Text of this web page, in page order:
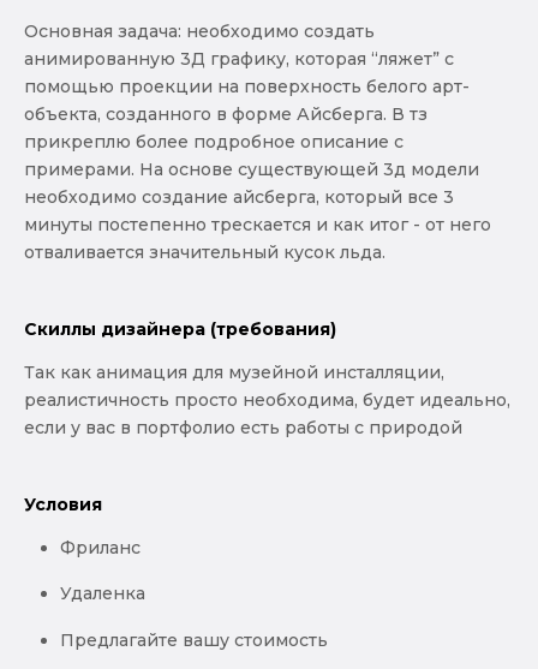
Основная задача: необходимо создать
анимированную 3Д графику, которая “ляжет” с
помощью проекции на поверхность белого арт-
объекта, созданного в форме Айсберга. В тз
прикреплю более подробное описание с
примерами. На основе существующей 3д модели
необходимо создание айсберга, который все 3
минуты постепенно трескается и как итог - от него
отваливается значительный кусок льда.
Скиллы дизайнера (требования)
Так как анимация для музейной инсталляции,
реалистичность просто необходима, будет идеально,
если у вас в портфолио есть работы с природой
Условия
Фриланс
Удаленка
Предлагайте вашу стоимость